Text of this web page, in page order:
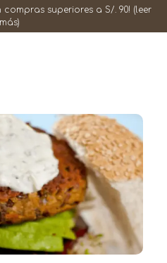
superiores a S/. 90! (leer
más)